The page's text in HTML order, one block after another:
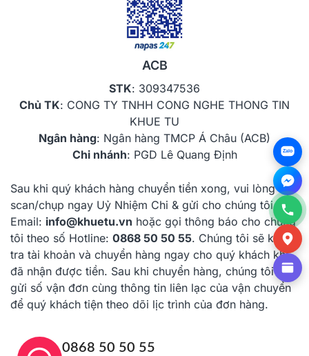
ACB
STK: 309347536
Chủ TK: CONG TY TNHH CONG NGHE THONG TIN
KHUE TU
Ngân hàng: Ngân hàng TMCP Á Châu (ACB)
Chi nhánh: PGD Lê Quang Định
Sau khi quý khách hàng chuyển tiền xong, vui lòng
scan/chụp ngay Uỷ Nhiệm Chi & gửi cho chúng tôi qua
Email: info@khuetu.vn hoặc gọi thông báo cho chúng
tôi theo số Hotline: 0868 50 50 55. Chúng tôi sẽ kiểm
tra tài khoản và chuyển hàng ngay cho quý khách khi
đã nhận được tiền. Sau khi chuyển hàng, chúng tôi sẽ
gửi số vận đơn cùng thông tin liên lạc của vận chuyển
để quý khách tiện theo dõi lịc trình của đơn hàng.
0868 50 50 55
Zalo